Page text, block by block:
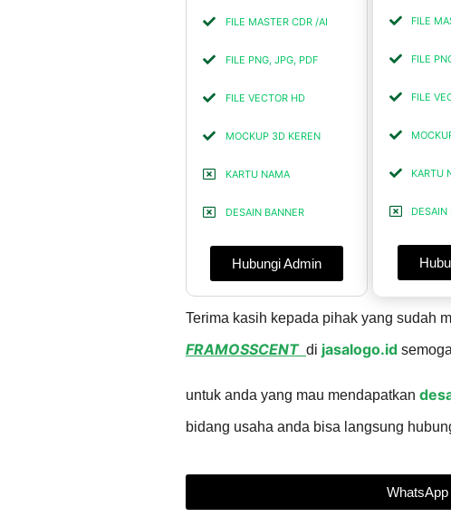
FILE MASTER CDR /AI
FILE PNG, JPG, PDF
FILE VECTOR HD
MOCKUP 3D KEREN
KARTU NAMA
DESAIN BANNER
Hubungi Admin
FILE
FILE
FILE
KARTU
DESAIN
Terima kasih kepada pihak yang sudah
FRAMOSSCENT di jasalogo.id
untuk anda yang mau mendapatkan
bidang usaha anda bisa langsung